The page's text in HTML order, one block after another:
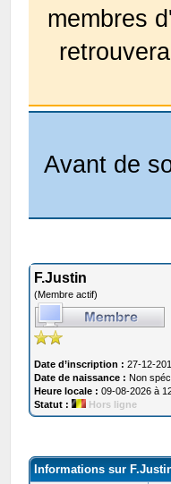
membres
Avant de
F.Justin
(Membre actif)
Date d’inscription : 27-12-
Date de naissance : Non
Heure locale : 09-08-2026 à
Statut :
Hors ligne
Informations sur